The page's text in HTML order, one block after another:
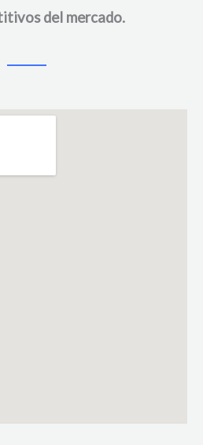
del mercado.